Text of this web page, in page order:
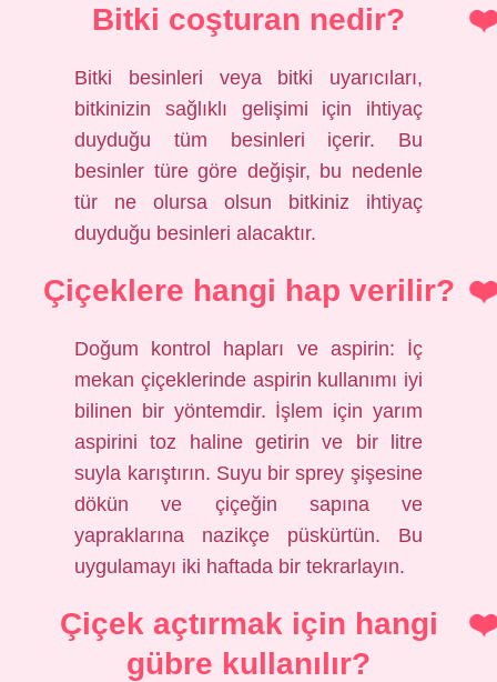
Bitki coşturan nedir?
Bitki besinleri veya bitki uyarıcıları,
bitkinizin sağlıklı gelişimi için ihtiyaç
duyduğu tüm besinleri içerir. Bu
besinler türe göre değişir, bu nedenle
tür ne olursa olsun bitkiniz ihtiyaç
duyduğu besinleri alacaktır.
Çiçeklere hangi hap verilir?
Doğum kontrol hapları ve aspirin: İç
mekan çiçeklerinde aspirin kullanımı iyi
bilinen bir yöntemdir. İşlem için yarım
aspirini toz haline getirin ve bir litre
suyla karıştırın. Suyu bir sprey şişesine
dökün ve çiçeğin sapına ve
yapraklarına nazikçe püskürtün. Bu
uygulamayı iki haftada bir tekrarlayın.
Çiçek açtırmak için hangi
gübre kullanılır?